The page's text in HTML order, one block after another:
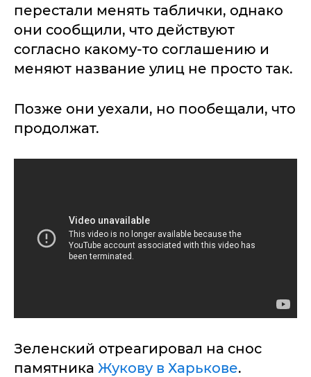
перестали менять таблички, однако
они сообщили, что действуют
согласно какому-то соглашению и
меняют название улиц не просто так.
Позже они уехали, но пообещали, что
продолжат.
Зеленский отреагировал на снос
памятника Жукову в Харькове.